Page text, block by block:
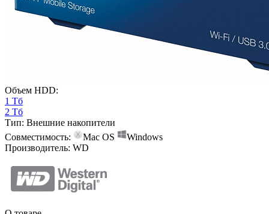
Объем HDD:
1 Тб
2 Тб
Тип: Внешние накопители
Совместимость:
Mac OS
Windows
Производитель: WD